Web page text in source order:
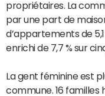
propriétaires. La
par une part de
d’appartements de
enrichi de 7,7 % sur
La gent féminine est
commune. 16 familles